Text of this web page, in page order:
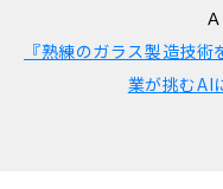
『熟練のガラス製造技
業が挑むAI